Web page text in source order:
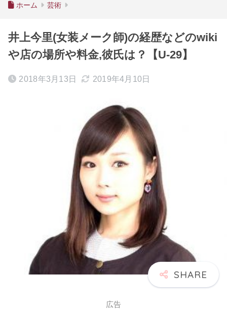
ホーム 芸術
井上今里(女装メーク師)の経歴などのwiki
や店の場所や料金,彼氏は？【U-29】
2018年3月13日 2019年4月10日
広告